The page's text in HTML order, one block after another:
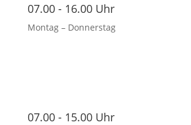
07.00 - 16.00 Uhr
Montag – Donnerstag
07.00 - 15.00 Uhr